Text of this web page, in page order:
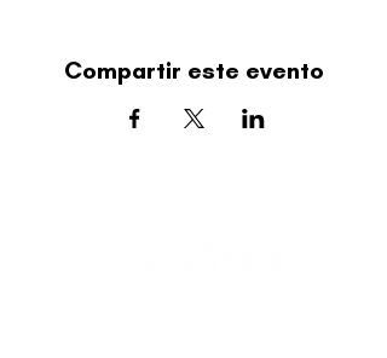
Compartir este evento